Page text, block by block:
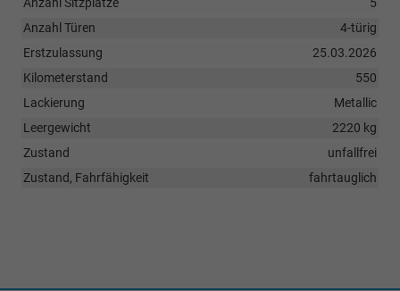
Anzahl Türen
4-türig
Erstzulassung
25.03.2026
Kilometerstand
550
Lackierung
Metallic
Leergewicht
2220 kg
Zustand
unfallfrei
Zustand, Fahrfähigkeit
fahrtauglich